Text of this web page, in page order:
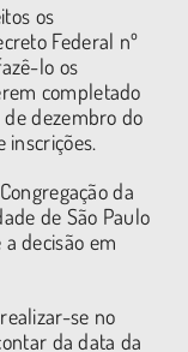
os
Federal nº
lo os
completado
de dezembro do
da
de São Paulo
decisão em
se no
da data da